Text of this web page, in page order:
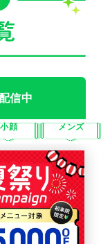
信中
小顔 メンズ